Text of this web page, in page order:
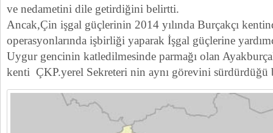
ve nedametini dile getirdiğini belirtti.
Ancak,Çin işgal güçlerinin 2014 yılında Burçakçı
operasyonlarında işbirliği yaparak İşgal güçlerine
Uygur gencinin katledilmesinde parmağı olan
kenti ÇKP.yerel Sekreteri nin aynı görevini